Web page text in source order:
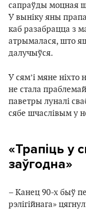
сапраўды моцная
У выніку яны
каб разабрацца з
атрымалася, што
далучыўся.
У сям’і мяне ніхто
не стала
паветры луналі
сябе шчаслівым у
«Трапіць у
заўгодна»
– Канец 90-х быў
рэлігійнага»